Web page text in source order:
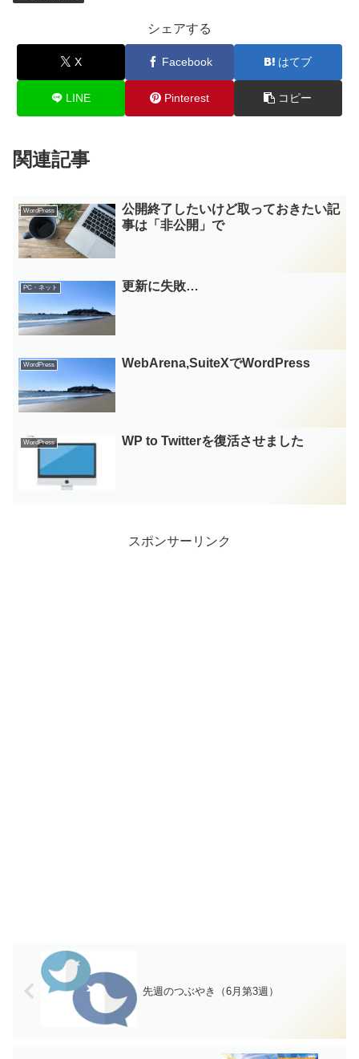
シェアする
X Facebook はてブ
LINE Pinterest コピー
関連記事
WordPress
公開終了したいけど取っておきたい記
事は「非公開」で
PC・ネット 更新に失敗…
WordPress WebArena,SuiteXでWordPress
WordPress WP to Twitterを復活させました
スポンサーリンク
先週のつぶやき（6月第3週）